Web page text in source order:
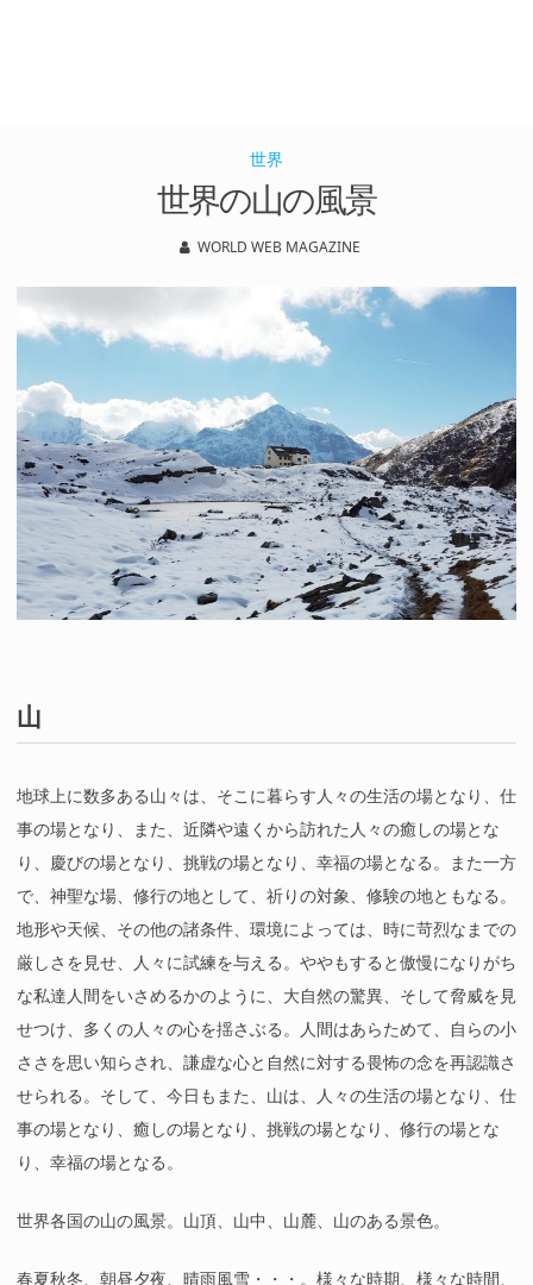
世界
世界の山の風景
WORLD WEB MAGAZINE
山
地球上に数多ある山々は、そこに暮らす人々の生活の場となり、仕
事の場となり、また、近隣や遠くから訪れた人々の癒しの場とな
り、慶びの場となり、挑戦の場となり、幸福の場となる。また一方
で、神聖な場、修行の地として、祈りの対象、修験の地ともなる。
地形や天候、その他の諸条件、環境によっては、時に苛烈なまでの
厳しさを見せ、人々に試練を与える。ややもすると傲慢になりがち
な私達人間をいさめるかのように、大自然の驚異、そして脅威を見
せつけ、多くの人々の心を揺さぶる。人間はあらためて、自らの小
ささを思い知らされ、謙虚な心と自然に対する畏怖の念を再認識さ
せられる。そして、今日もまた、山は、人々の生活の場となり、仕
事の場となり、癒しの場となり、挑戦の場となり、修行の場とな
り、幸福の場となる。
世界各国の山の風景。山頂、山中、山麓、山のある景色。
春夏秋冬、朝昼夕夜、晴雨風雪・・・。様々な時期、様々な時間、